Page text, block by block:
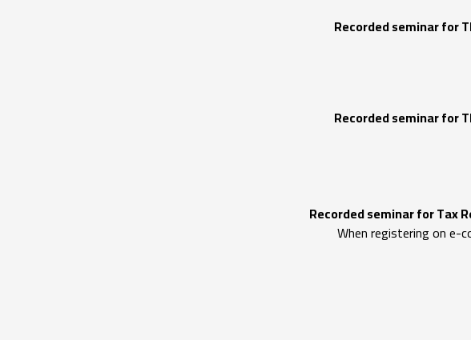
Recorded seminar for
Recorded seminar for
Recorded seminar for Tax
When registering on e-